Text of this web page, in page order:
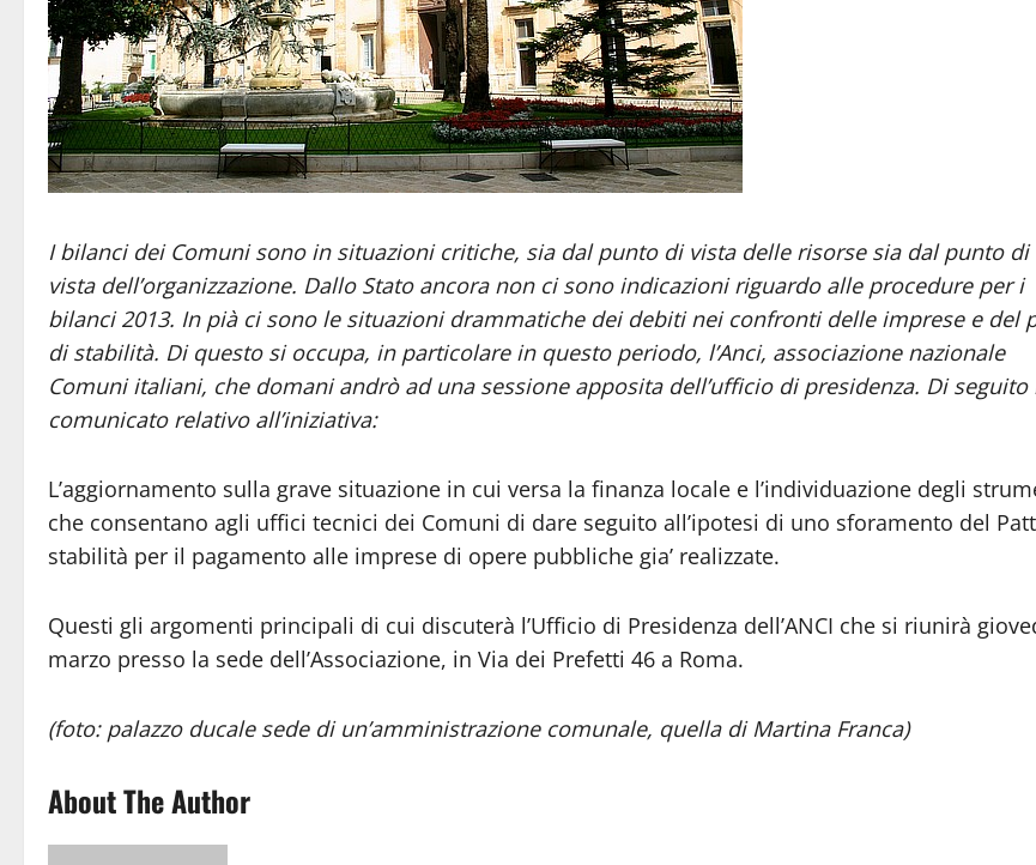
I bilanci dei Comuni sono in situazioni critiche, sia dal punto di vista delle risorse sia dal punto di
vista dell’organizzazione. Dallo Stato ancora non ci sono indicazioni riguardo alle procedure per i
bilanci 2013. In pià ci sono le situazioni drammatiche dei debiti nei confronti delle imprese e del
di stabilità. Di questo si occupa, in particolare in questo periodo, l’Anci, associazione nazionale
Comuni italiani, che domani andrò ad una sessione apposita dell’ufficio di presidenza. Di seguito
comunicato relativo all’iniziativa:
L’aggiornamento sulla grave situazione in cui versa la finanza locale e l’individuazione degli
che consentano agli uffici tecnici dei Comuni di dare seguito all’ipotesi di uno sforamento del
stabilità per il pagamento alle imprese di opere pubbliche gia’ realizzate.
Questi gli argomenti principali di cui discuterà l’Ufficio di Presidenza dell’ANCI che si riunirà
marzo presso la sede dell’Associazione, in Via dei Prefetti 46 a Roma.
(foto: palazzo ducale sede di un’amministrazione comunale, quella di Martina Franca)
About The Author